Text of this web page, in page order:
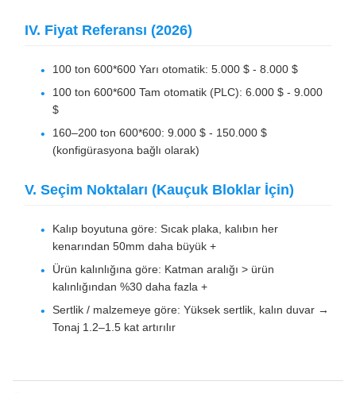
IV. Fiyat Referansı (2026)
100 ton 600*600 Yarı otomatik: 5.000 $ - 8.000 $
100 ton 600*600 Tam otomatik (PLC): 6.000 $ - 9.000
$
160–200 ton 600*600: 9.000 $ - 150.000 $
(konfigürasyona bağlı olarak)
V. Seçim Noktaları (Kauçuk Bloklar İçin)
Kalıp boyutuna göre: Sıcak plaka, kalıbın her
kenarından 50mm daha büyük +
Ürün kalınlığına göre: Katman aralığı > ürün
kalınlığından %30 daha fazla +
Sertlik / malzemeye göre: Yüksek sertlik, kalın duvar →
Tonaj 1.2–1.5 kat artırılır